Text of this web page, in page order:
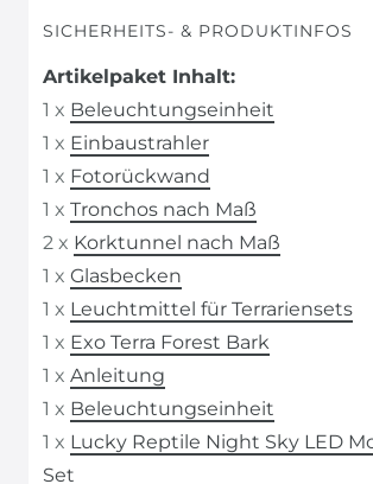
SICHERHEITS- & PRODUKTINFOS
Artikelpaket Inhalt:
1 x Beleuchtungseinheit
1 x Einbaustrahler
1 x Fotorückwand
1 x Tronchos nach Maß
2 x Korktunnel nach Maß
1 x Glasbecken
1 x Leuchtmittel für Terrariensets
1 x Exo Terra Forest Bark
1 x Anleitung
1 x Beleuchtungseinheit
1 x Lucky Reptile Night Sky LED
Set